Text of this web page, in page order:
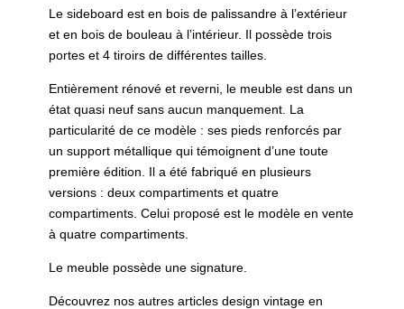
Le sideboard est en bois de palissandre à l’extérieur
et en bois de bouleau à l’intérieur. Il possède trois
portes et 4 tiroirs de différentes tailles.
Entièrement rénové et reverni, le meuble est dans un
état quasi neuf sans aucun manquement. La
particularité de ce modèle : ses pieds renforcés par
un support métallique qui témoignent d’une toute
première édition. Il a été fabriqué en plusieurs
versions : deux compartiments et quatre
compartiments. Celui proposé est le modèle en vente
à quatre compartiments.
Le meuble possède une signature.
Découvrez nos autres articles design vintage en